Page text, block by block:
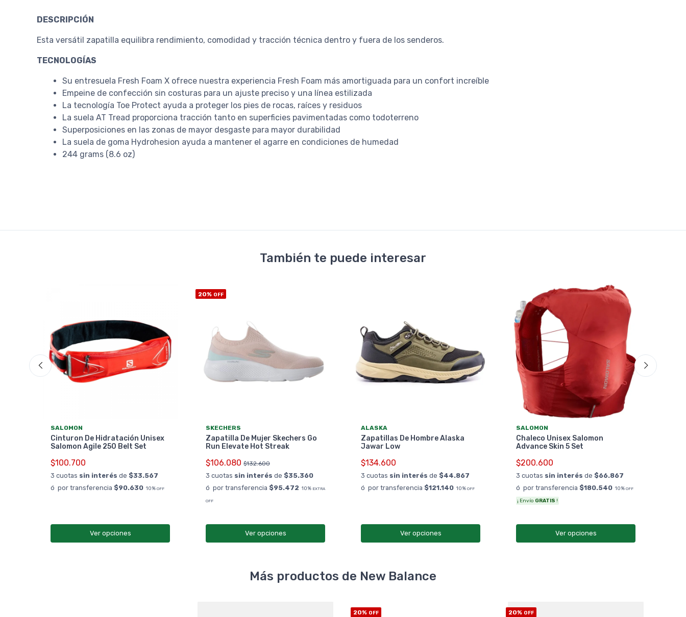
DESCRIPCIÓN
Esta versátil zapatilla equilibra rendimiento, comodidad y tracción técnica dentro y fuera de los senderos.
TECNOLOGÍAS
Su entresuela Fresh Foam X ofrece nuestra experiencia Fresh Foam más amortiguada para un confort increíble
Empeine de confección sin costuras para un ajuste preciso y una línea estilizada
La tecnología Toe Protect ayuda a proteger los pies de rocas, raíces y residuos
La suela AT Tread proporciona tracción tanto en superficies pavimentadas como todoterreno
Superposiciones en las zonas de mayor desgaste para mayor durabilidad
La suela de goma Hydrohesion ayuda a mantener el agarre en condiciones de humedad
244 grams (8.6 oz)
También te puede interesar
SALOMON
Cinturon De Hidratación Unisex
Salomon Agile 250 Belt Set
$100.700
3 cuotas sin interés de $33.567
ó por transferencia $90.630 10% OFF
Ver opciones
20% OFF
SKECHERS
Zapatilla De Mujer Skechers Go
Run Elevate Hot Streak
$106.080 $132.600
3 cuotas sin interés de $35.360
ó por transferencia $95.472 10% EXTRA
OFF
Ver opciones
ALASKA
Zapatillas De Hombre Alaska
Jawar Low
$134.600
3 cuotas sin interés de $44.867
ó por transferencia $121.140 10% OFF
Ver opciones
SALOMON
Chaleco Unisex Salomon
Advance Skin 5 Set
$200.600
3 cuotas sin interés de $66.867
ó por transferencia $180.540 10% OFF
¡ Envío GRATIS !
Ver opciones
Más productos de New Balance
20% OFF 20% OFF